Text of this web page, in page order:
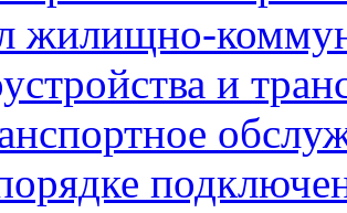
жилищно-
и